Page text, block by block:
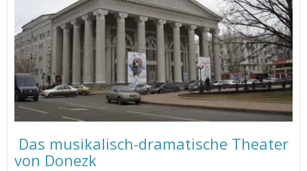
Das musikalisch-dramatische Theater
von Donezk